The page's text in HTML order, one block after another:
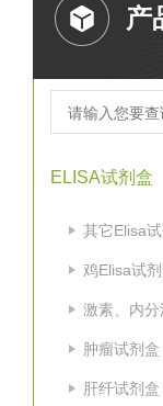
产
ELISA试剂盒
其它Elisa
鸡Elisa试
激素、内
肿瘤试剂盒
肝纤试剂盒